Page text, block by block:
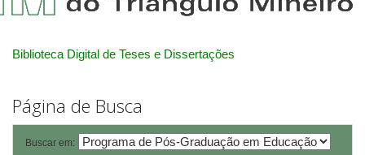
Biblioteca Digital de Teses e Dissertações
Página de Busca
Buscar em: